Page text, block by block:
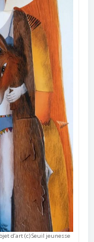
d’art (c) Seuil jeunesse